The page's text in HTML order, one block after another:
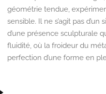
géométrie tendue,
sensible. Il ne s’agit pas d’un
d’une présence sculpturale
fluidité, où la froideur du
perfection d’une forme en